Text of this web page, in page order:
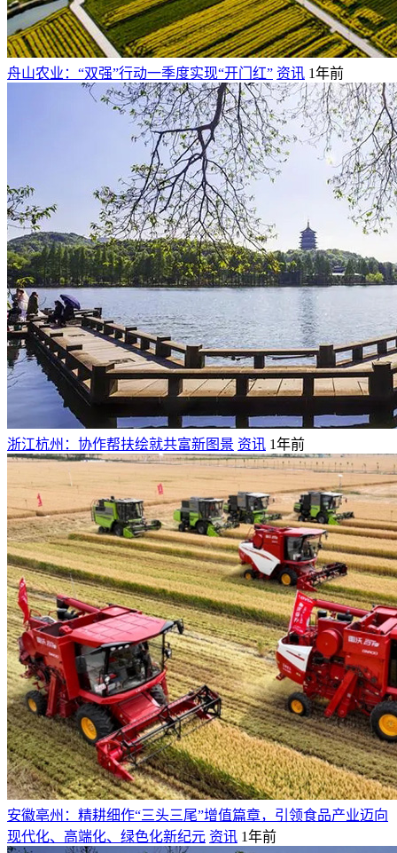
舟山农业：“双强”行动一季度实现“开门红” 资讯 1年前
浙江杭州：协作帮扶绘就共富新图景 资讯 1年前
安徽亳州：精耕细作“三头三尾”增值篇章，引领食品产业迈向
现代化、高端化、绿色化新纪元 资讯 1年前